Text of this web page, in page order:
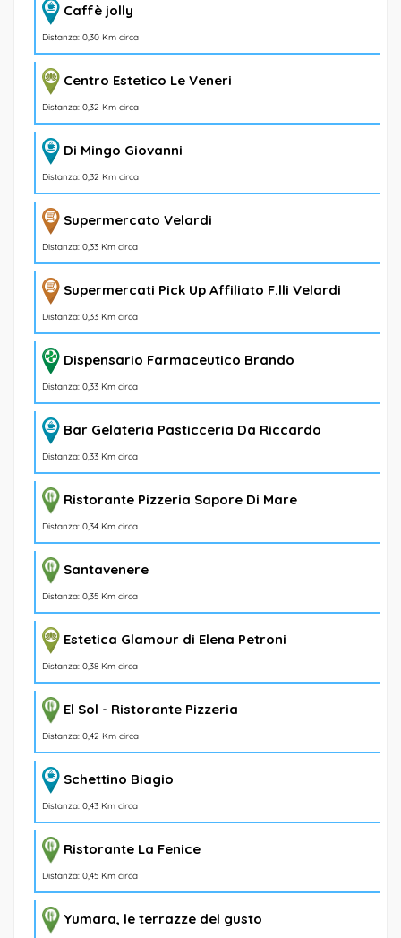
Caffè jolly
Distanza: 0,30 Km circa
Centro Estetico Le Veneri
Distanza: 0,32 Km circa
Di Mingo Giovanni
Distanza: 0,32 Km circa
Supermercato Velardi
Distanza: 0,33 Km circa
Supermercati Pick Up Affiliato F.lli Velardi
Distanza: 0,33 Km circa
Dispensario Farmaceutico Brando
Distanza: 0,33 Km circa
Bar Gelateria Pasticceria Da Riccardo
Distanza: 0,33 Km circa
Ristorante Pizzeria Sapore Di Mare
Distanza: 0,34 Km circa
Santavenere
Distanza: 0,35 Km circa
Estetica Glamour di Elena Petroni
Distanza: 0,38 Km circa
El Sol - Ristorante Pizzeria
Distanza: 0,42 Km circa
Schettino Biagio
Distanza: 0,43 Km circa
Ristorante La Fenice
Distanza: 0,45 Km circa
Yumara, le terrazze del gusto